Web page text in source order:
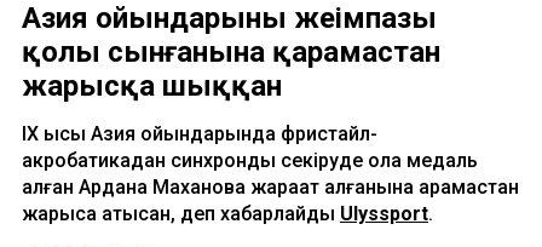
Азия ойындарының жеңімпазы
қолы сынғанына қарамастан
жарысқа шыққан
IX қысқы Азия ойындарында фристайл-
акробатикадан синхронды секіруде қола медаль
алған Ардана Маханова жарақат алғанына қарамастан
жарысқа қатысқан, деп хабарлайды Ulyssport.